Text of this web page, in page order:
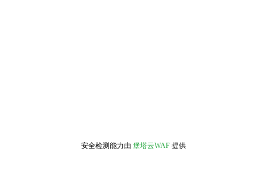
安全检测能力由 堡塔云WAF 提供